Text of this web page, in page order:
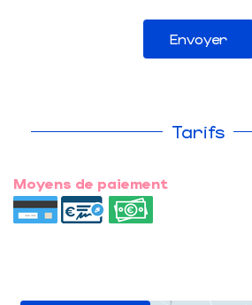
Envoyer
Tarifs
Moyens de paiement